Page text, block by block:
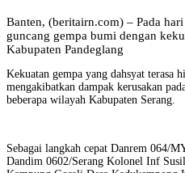
Banten, (beritairn.com) – Pada
guncang gempa bumi dengan
Kabupaten Pandeglang
Kekuatan gempa yang dahsyat terasa
mengakibatkan dampak kerusakan
beberapa wilayah Kabupaten Serang.
Sebagai langkah cepat Danrem 064/
Dandim 0602/Serang Kolonel Inf